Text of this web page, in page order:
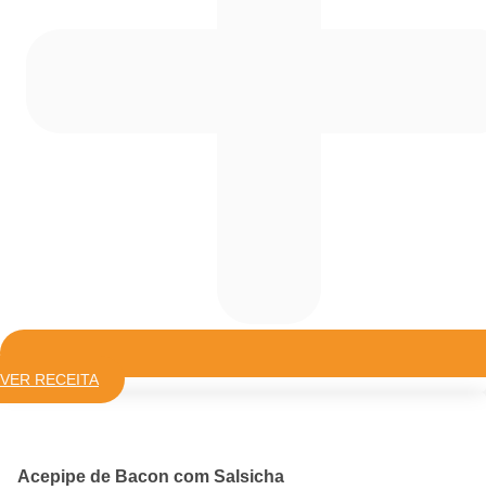
VER RECEITA
Acepipe de Bacon com Salsicha